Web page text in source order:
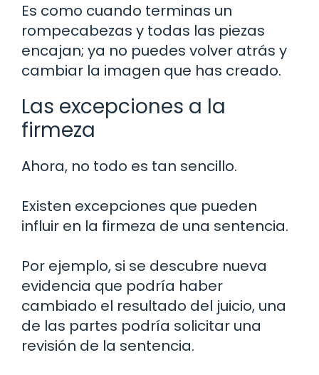
Es como cuando terminas un
rompecabezas y todas las piezas
encajan; ya no puedes volver atrás y
cambiar la imagen que has creado.
Las excepciones a la
firmeza
Ahora, no todo es tan sencillo.
Existen excepciones que pueden
influir en la firmeza de una sentencia.
Por ejemplo, si se descubre nueva
evidencia que podría haber
cambiado el resultado del juicio, una
de las partes podría solicitar una
revisión de la sentencia.